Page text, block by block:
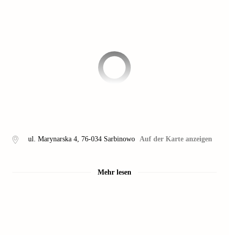
ul. Marynarska 4, 76-034 Sarbinowo Auf der Karte anzeigen
Mehr lesen